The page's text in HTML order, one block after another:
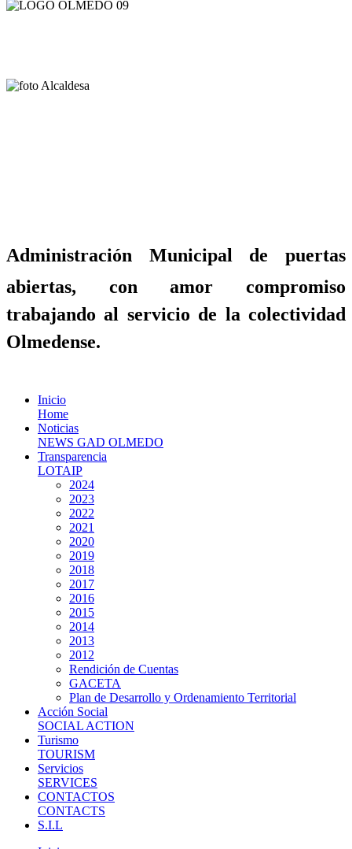
Administración Municipal de puertas
abiertas, con amor compromiso
trabajando al servicio de la colectividad
Olmedense.
Inicio
Home
Noticias
NEWS GAD OLMEDO
Transparencia
LOTAIP
2024
2023
2022
2021
2020
2019
2018
2017
2016
2015
2014
2013
2012
Rendición de Cuentas
GACETA
Plan de Desarrollo y Ordenamiento Territorial
Acción Social
SOCIAL ACTION
Turismo
TOURISM
Servicios
SERVICES
CONTACTOS
CONTACTS
S.I.L